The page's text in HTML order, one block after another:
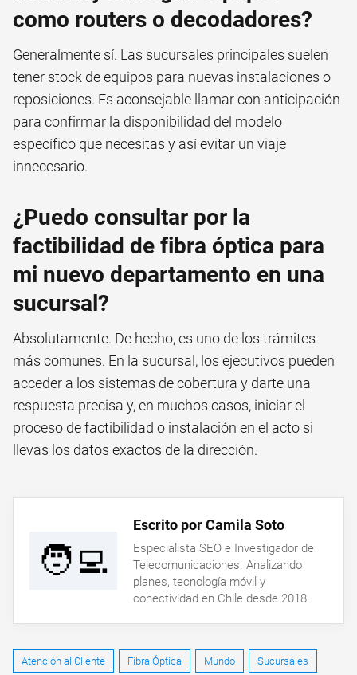
como routers o decodadores?
Generalmente sí. Las sucursales principales suelen
tener stock de equipos para nuevas instalaciones o
reposiciones. Es aconsejable llamar con anticipación
para confirmar la disponibilidad del modelo
específico que necesitas y así evitar un viaje
innecesario.
¿Puedo consultar por la
factibilidad de fibra óptica para
mi nuevo departamento en una
sucursal?
Absolutamente. De hecho, es uno de los trámites
más comunes. En la sucursal, los ejecutivos pueden
acceder a los sistemas de cobertura y darte una
respuesta precisa y, en muchos casos, iniciar el
proceso de factibilidad o instalación en el acto si
llevas los datos exactos de la dirección.
🧑‍💻
Escrito por Camila Soto
Especialista SEO e Investigador de
Telecomunicaciones. Analizando
planes, tecnología móvil y
conectividad en Chile desde 2018.
Atención al Cliente Fibra Óptica Mundo Sucursales